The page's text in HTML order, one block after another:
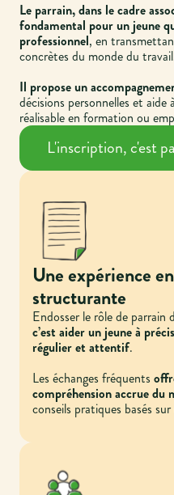
Le parrain, dans le cadre
fondamental pour un jeune
professionnel, en
concrètes du monde du
Il propose un
décisions personnelles et
réalisable en formation ou
L'inscription, c'est
Une expérience
structurante
Endosser le rôle de parrain
c’est aider un jeune à
régulier et attentif.
Les échanges fréquents
compréhension accrue du
conseils pratiques basés